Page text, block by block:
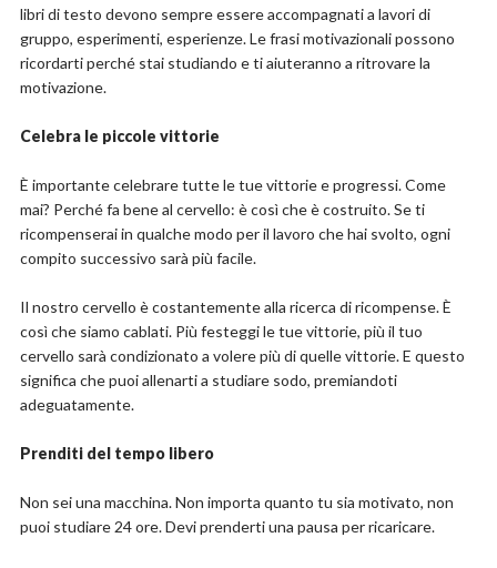
libri di testo devono sempre essere accompagnati a lavori di
gruppo, esperimenti, esperienze. Le frasi motivazionali possono
ricordarti perché stai studiando e ti aiuteranno a ritrovare la
motivazione.
Celebra le piccole vittorie
È importante celebrare tutte le tue vittorie e progressi. Come
mai? Perché fa bene al cervello: è così che è costruito. Se ti
ricompenserai in qualche modo per il lavoro che hai svolto, ogni
compito successivo sarà più facile.
Il nostro cervello è costantemente alla ricerca di ricompense. È
così che siamo cablati. Più festeggi le tue vittorie, più il tuo
cervello sarà condizionato a volere più di quelle vittorie. E questo
significa che puoi allenarti a studiare sodo, premiandoti
adeguatamente.
Prenditi del tempo libero
Non sei una macchina. Non importa quanto tu sia motivato, non
puoi studiare 24 ore. Devi prenderti una pausa per ricaricare.